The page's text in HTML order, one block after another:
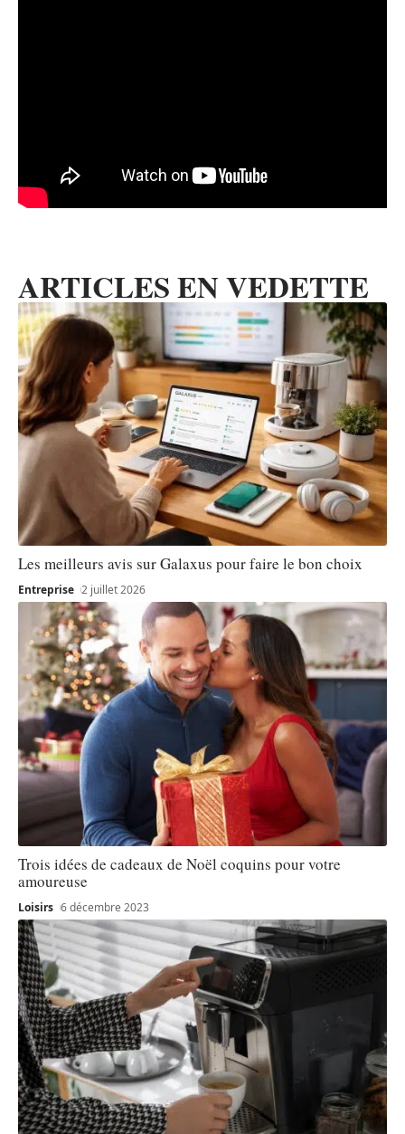
ARTICLES EN VEDETTE
Les meilleurs avis sur Galaxus pour faire le bon choix
Entreprise 2 juillet 2026
Trois idées de cadeaux de Noël coquins pour votre
amoureuse
Loisirs 6 décembre 2023